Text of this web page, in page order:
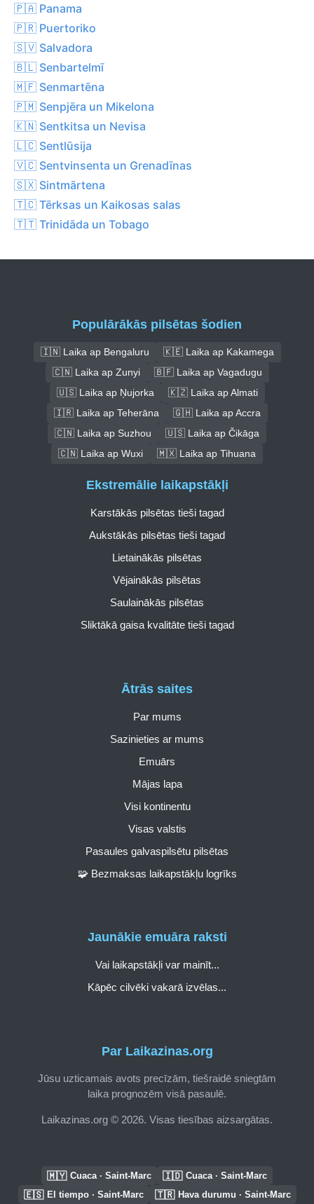
🇵🇦 Panama
🇵🇷 Puertoriko
🇸🇻 Salvadora
🇧🇱 Senbartelmī
🇲🇫 Senmartēna
🇵🇲 Senpjēra un Mikelona
🇰🇳 Sentkitsa un Nevisa
🇱🇨 Sentlūsija
🇻🇨 Sentvinsenta un Grenadīnas
🇸🇽 Sintmārtena
🇹🇨 Tērksas un Kaikosas salas
🇹🇹 Trinidāda un Tobago
Populārākās pilsētas šodien
🇮🇳 Laika ap Bengaluru
🇰🇪 Laika ap Kakamega
🇨🇳 Laika ap Zunyi
🇧🇫 Laika ap Vagadugu
🇺🇸 Laika ap Ņujorka
🇰🇿 Laika ap Almati
🇮🇷 Laika ap Teherāna
🇬🇭 Laika ap Accra
🇨🇳 Laika ap Suzhou
🇺🇸 Laika ap Čikāga
🇨🇳 Laika ap Wuxi
🇲🇽 Laika ap Tihuana
Par Laikazinas.org
Jūsu uzticamais avots precīzām, tiešraidē sniegtām
laika prognozēm visā pasaulē.
Laikazinas.org © 2026. Visas tiesības aizsargātas.
Ātrās saites
Par mums
Sazinieties ar mums
Emuārs
Mājas lapa
Visi kontinentu
Visas valstis
Pasaules galvaspilsētu pilsētas
🧩 Bezmaksas laikapstākļu logrīks
Ekstremālie laikapstākļi
Karstākās pilsētas tieši tagad
Aukstākās pilsētas tieši tagad
Lietainākās pilsētas
Vējainākās pilsētas
Saulainākās pilsētas
Sliktākā gaisa kvalitāte tieši tagad
Jaunākie emuāra raksti
Vai laikapstākļi var mainīt...
Kāpēc cilvēki vakarā izvēlas...
🇲🇾 Cuaca · Saint-Marc 🇮🇩 Cuaca · Saint-Marc
🇪🇸 El tiempo · Saint-Marc 🇹🇷 Hava durumu · Saint-Marc